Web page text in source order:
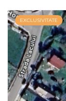
EXCLUSIVITATE